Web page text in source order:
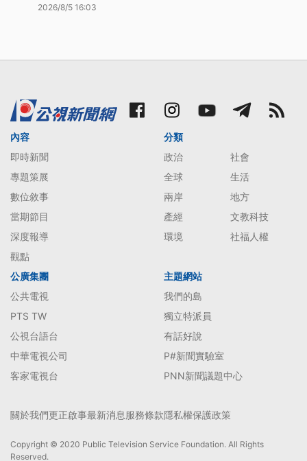
2026/8/5 16:03
內容
即時新聞
專題策展
數位敘事
當期節目
深度報導
觀點
分類
政治
社會
全球
生活
兩岸
地方
產經
文教科技
環境
社福人權
公廣集團
公共電視
PTS TW
公視台語台
中華電視公司
客家電視台
主題網站
我們的島
獨立特派員
有話好說
P#新聞實驗室
PNN新聞議題中心
關於我們更正啟事最新消息服務條款隱私權保護政策
Copyright © 2020 Public Television Service Foundation. All Rights
Reserved.